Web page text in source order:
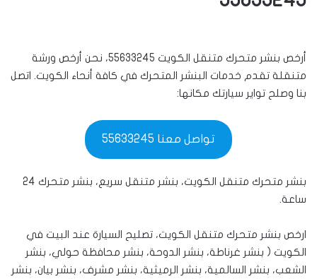
أرخص بنشر متحرك متنقل الكويت 55633245، نحن أرخص ورشة
متنقلة تقدم خدمات البنشر المتحرك في كافة أنحاء الكويت. اتصل
بنا وصلح تواير سيارتك مكانها:
تواصل معنا 55633245
بنشر متحرك متنقل الكويت، بنشر متنقل سريع، بنشر متحرك 24
ساعة.
ارخص بنشر متحرك متنقل الكويت، تصليح السيارة عند البيت في
الكويت ( بنشر غرناطة، بنشر الدوحة، بنشر محافظة حولي، بنشر
الشعب، بنشر السالمية، بنشر الرميثية، بنشر مشرف، بنشر بيان، بنشر